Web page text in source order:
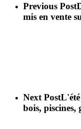
Previous Post
mis en vente
Next Post
bois,